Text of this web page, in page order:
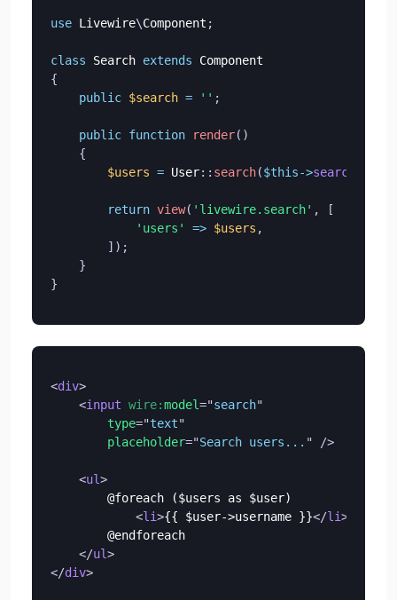
use Livewire\Component ;
class Search extends
Component
{
public $search = '' ;
public function render( )
{
$users = User:: search($this->search
return view( 'livewire.search' ,
[
'users'
=> $users ,
] ) ;
}
}
<div>
<input wire:model="search"
type="text"
placeholder="Search users... " />
<ul>
        @foreach ($users as $user)
<li>{{ $user->username }}</li>
        @endforeach
</ul>
</div>